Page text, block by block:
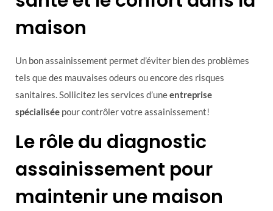
maison
Un bon assainissement permet d’éviter bien des problèmes
tels que des mauvaises odeurs ou encore des risques
sanitaires. Sollicitez les services d’uneentreprise
spécialisée pour contrôler votre assainissement!
Le rôle du diagnostic
assainissement pour
maintenir une maison